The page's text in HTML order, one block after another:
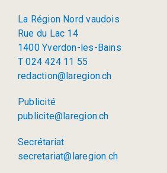
La Région Nord vaudois
Rue du Lac 14
1400 Yverdon-les-Bains
T 024 424 11 55
redaction@laregion.ch
Publicité
publicite@laregion.ch
Secrétariat
secretariat@laregion.ch